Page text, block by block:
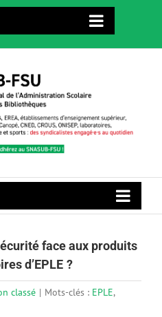
face aux produits
d’EPLE ?
classé | Mots-clés : EPLE,